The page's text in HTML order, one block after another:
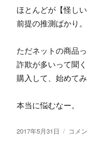
ほとんどが【怪し
前提の推測ばかり。
ただネットの商品
詐欺が多いって聞
購入して、始めて
本当に悩むなー。
投
2017年5月31日
坂
コメ